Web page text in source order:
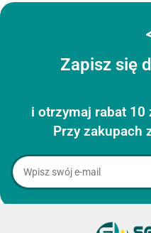
Zapisz się
i otrzymaj rabat 10
Przy zakupach